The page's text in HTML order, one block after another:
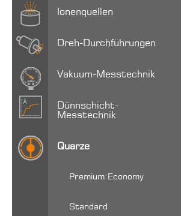
Ionenquellen
Dreh-Durchführungen
Vakuum-Messtechnik
Dünnschicht-
Messtechnik
Quarze
Premium Economy
Standard